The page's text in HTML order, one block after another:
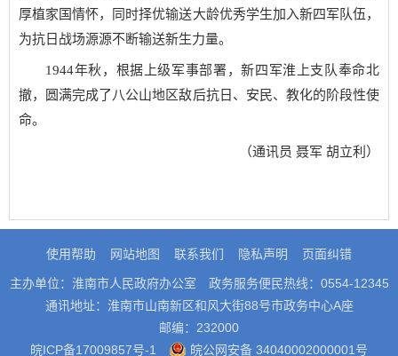
厚植家国情怀，同时择优输送大龄优秀学生加入新四军队伍，
为抗日战场源源不断输送新生力量。
1944年秋，根据上级军事部署，新四军淮上支队奉命北
撤，圆满完成了八公山地区敌后抗日、安民、教化的阶段性使
命。
（通讯员 聂军 胡立利）
使用帮助 网站地图 联系我们 隐私声明 页面纠错
主办单位：淮南市人民政府办公室
政务服务便民热线：0554-12345
通讯地址：淮南市山南新区和风大街88号市政务中心A座
邮编：232000
皖ICP备17009857号-1
皖公网安备 34040002000001号